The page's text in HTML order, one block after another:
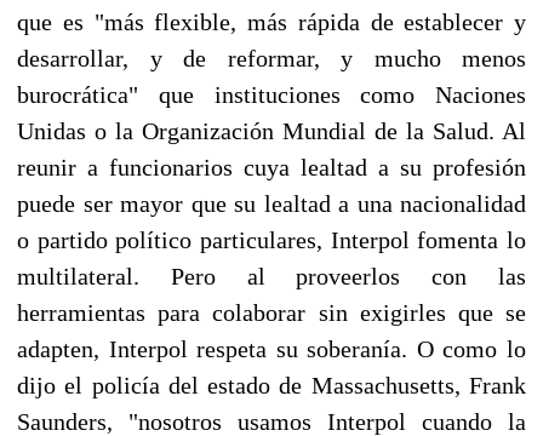
que es "más flexible, más rápida de establecer y
desarrollar, y de reformar, y mucho menos
burocrática" que instituciones como Naciones
Unidas o la Organización Mundial de la Salud. Al
reunir a funcionarios cuya lealtad a su profesión
puede ser mayor que su lealtad a una nacionalidad
o partido político particulares, Interpol fomenta lo
multilateral. Pero al proveerlos con las
herramientas para colaborar sin exigirles que se
adapten, Interpol respeta su soberanía. O como lo
dijo el policía del estado de Massachusetts, Frank
Saunders, "nosotros usamos Interpol cuando la